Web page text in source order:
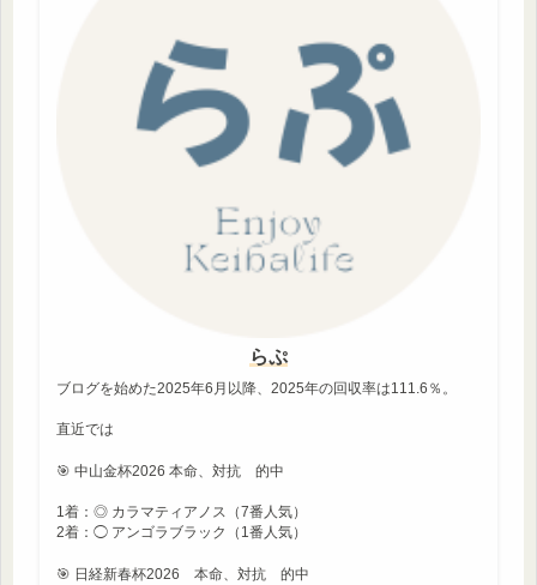
らぷ
ブログを始めた2025年6月以降、2025年の回収率は111.6％。
直近では
🎯 中山金杯2026 本命、対抗 的中
1着：◎ カラマティアノス（7番人気）
2着：◯ アンゴラブラック（1番人気）
🎯 日経新春杯2026 本命、対抗 的中